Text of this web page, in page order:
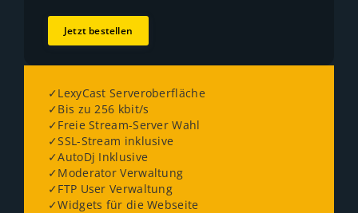
Jetzt bestellen
✓LexyCast Serveroberfläche
✓Bis zu 256 kbit/s
✓Freie Stream-Server Wahl
✓SSL-Stream inklusive
✓AutoDj Inklusive
✓Moderator Verwaltung
✓FTP User Verwaltung
✓Widgets für die Webseite